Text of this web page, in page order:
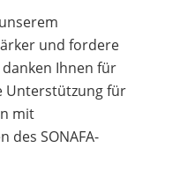
und fordere
Ihnen für
Unterstützung für
mit
des SONAFA-